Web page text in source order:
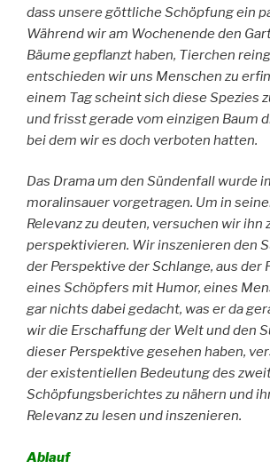
dass unsere göttliche Schöpfung ein
Während wir am Wochenende den
Bäume gepflanzt haben, Tierchen
entschieden wir uns Menschen zu
einem Tag scheint sich diese Spezies
und frisst gerade vom einzigen Baum
bei dem wir es doch verboten hatten.
Das Drama um den Sündenfall wurde
moralinsauer vorgetragen. Um in
Relevanz zu deuten, versuchen wir ihn
perspektivieren. Wir inszenieren den
der Perspektive der Schlange, aus der
eines Schöpfers mit Humor, eines
gar nichts dabei gedacht, was er da
wir die Erschaffung der Welt und den
dieser Perspektive gesehen haben,
der existentiellen Bedeutung des
Schöpfungsberichtes zu nähern und
Relevanz zu lesen und inszenieren.
Ablauf